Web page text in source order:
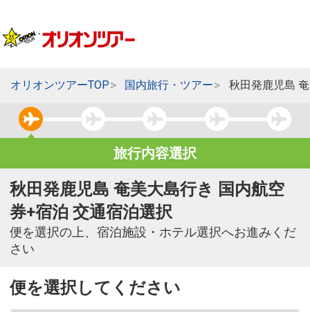
オリオンツアーTOP 国内旅行・ツアー 秋田発鹿児島
旅行内容選択
秋田発鹿児島 奄美大島行き 国内航空
券+宿泊 交通宿泊選択
便を選択の上、宿泊施設・ホテル選択へお進みくだ
さい
便を選択してください